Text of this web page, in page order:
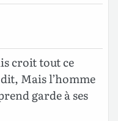
croit tout ce
Mais l’homme
garde à ses